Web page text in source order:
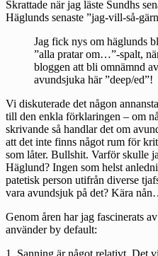
Skrattade när jag läste Sundhs
Häglunds senaste ”jag-vill-så-
Jag fick nys om häglunds
”alla pratar om…”-spalt,
bloggen att bli omnämnd
avundsjuka här ”deep/ed”!
Vi diskuterade det någon
till den enkla förklaringen – om
skrivande så handlar det om
att det inte finns något rum för
som låter. Bullshit. Varför skulle
Häglund? Ingen som helst
patetisk person utifrån diverse
vara avundsjuk på det? Kära
Genom åren har jag fascinerats
använder by default: